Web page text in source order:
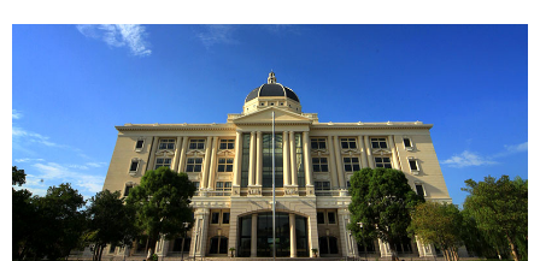
yenileyen, kişilik sahibi ve toplumun ihtiyaç duyduğu seçkin kalifiye insan
yetiştirme özellikleriyle Çin’de önemli bir yere sahip olma özelliğini